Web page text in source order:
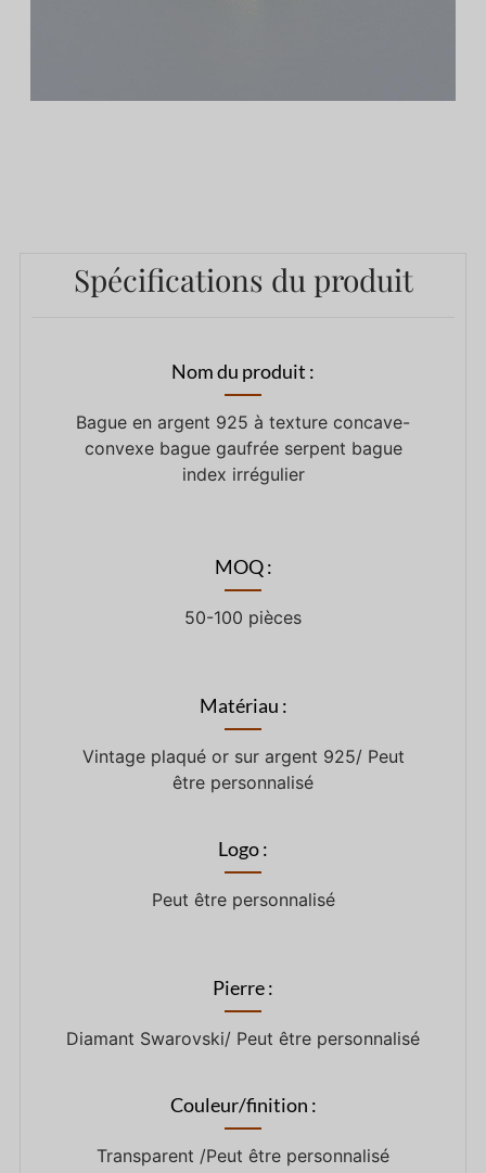
Spécifications du produit
Nom du produit :
Bague en argent 925 à texture concave-
convexe bague gaufrée serpent bague
index irrégulier
MOQ :
50-100 pièces
Matériau :
Vintage plaqué or sur argent 925/ Peut
être personnalisé
Logo :
Peut être personnalisé
Pierre :
Diamant Swarovski/ Peut être personnalisé
Couleur/finition :
Transparent /Peut être personnalisé